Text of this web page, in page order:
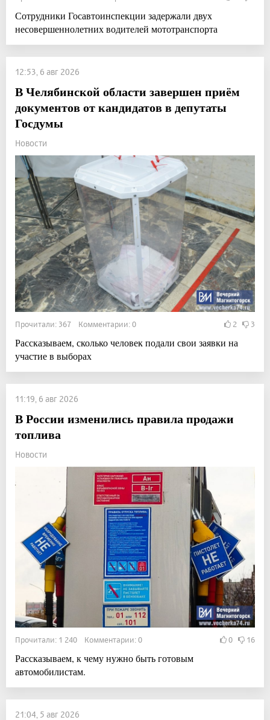
Сотрудники Госавтоинспекции задержали двух
несовершеннолетних водителей мототранспорта
12:53, 6 авг 2026
В Челябинской области завершен приём
документов от кандидатов в депутаты
Госдумы
Новости
Прочитали: 367 Комментарии: 0 2 3
Рассказываем, сколько человек подали свои заявки на
участие в выборах
11:19, 6 авг 2026
В России изменились правила продажи
топлива
Новости
Прочитали: 1 240 Комментарии: 0 0 16
Рассказываем, к чему нужно быть готовым
автомобилистам.
21:04, 5 авг 2026